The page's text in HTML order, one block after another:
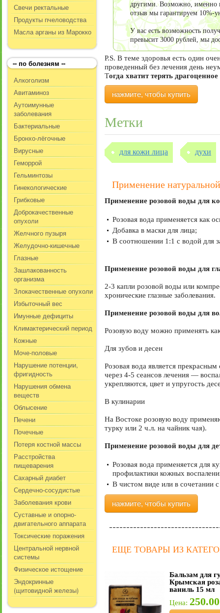
Свечи ректальные
Продукты пчеловодства
Масла арганы из Марокко
-- по болезням --
Алкоголизм
Авитаминоз
Аутоимунные
заболевания
Бактериальные
Бронхо-лёгочные
Вирусные
Геморрой
Гельминтозы
Гинекологические
Грибковые
Доброкачественные
опухоли
Желчного пузыря
Желудочно-кишечные
Глазные
Зашлакованность
организма
Злокачественные опухоли
Избыточный вес
Имунные дефициты
Климактерический период
Кожные
Моче-половые
Нарушение потенции,
фригидность
Нарушения обмена
веществ
Облысение
Печени
Почечные
Потеря костной массы
Расстройства
пищеварения
Сахарный диабет
Сердечно-сосудистые
Заболевания крови
Суставные и опорно-
двигательного аппарата
Токсические поражения
Центральной нервной
системы
Физическое истощение
Эндокринные
(щитовидной железы)
другими. Возможно, именно
отзыв мы гарантируем 10%-
У вас есть возможность
превысит 3000 рублей, мы
P.S. В теме здоровья есть один
проведенный без лечения день
Тогда хватит терять
нажмите, чтобы купить
Метки
для кожи лица духи
Применение
Применение розовой воды для
Розовая вода применяется как
Добавка в маски для лица;
В соотношении 1:1 с водой для
Применение розовой воды для
2-3 капли розовой воды или
хронические глазные заболевания.
Применение розовой воды для
Розовую воду можно применять
Для зубов и десен
Розовая вода является
через 4-5 сеансов лечения —
укрепляются, цвет и упругость
В кулинарии
На Востоке розовую воду
турку или 2 ч.л. на чайник чая).
Применение розовой воды для
Розовая вода применяется для
профилактики кожных
В чистом виде или в сочетании
нажмите, чтобы купить
ЕЩЕ ТОВАРЫ ИЗ
Бальзам для
Крымская
ваниль 15 мл
Цена: